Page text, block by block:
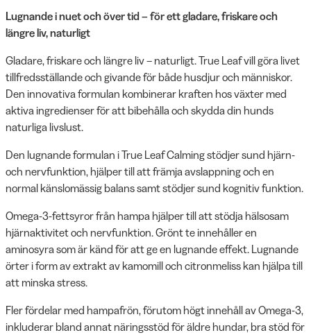
Lugnande i nuet och över tid – för ett gladare, friskare och
längre liv, naturligt
Gladare, friskare och längre liv – naturligt. True Leaf vill göra livet
tillfredsställande och givande för både husdjur och människor.
Den innovativa formulan kombinerar kraften hos växter med
aktiva ingredienser för att bibehålla och skydda din hunds
naturliga livslust.
Den lugnande formulan i True Leaf Calming stödjer sund hjärn-
och nervfunktion, hjälper till att främja avslappning och en
normal känslomässig balans samt stödjer sund kognitiv funktion.
Omega-3-fettsyror från hampa hjälper till att stödja hälsosam
hjärnaktivitet och nervfunktion. Grönt te innehåller en
aminosyra som är känd för att ge en lugnande effekt. Lugnande
örter i form av extrakt av kamomill och citronmeliss kan hjälpa till
att minska stress.
Fler fördelar med hampafrön, förutom högt innehåll av Omega-3,
inkluderar bland annat näringsstöd för äldre hundar, bra stöd för